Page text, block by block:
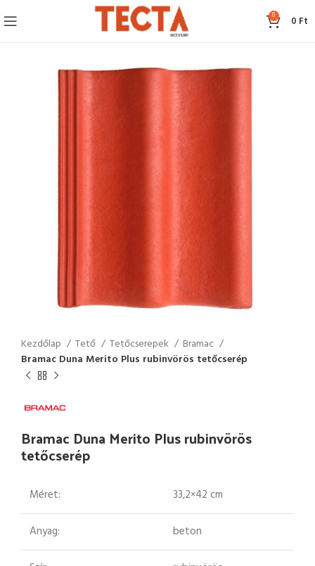
0 0 Ft
Kezdőlap Tető Tetőcserepek
Bramac
Bramac Duna Merito Plus rubinvörös tetőcserép
Bramac Duna Merito Plus rubinvörös
tetőcserép
Méret: 33,2×42 cm
Anyag: beton